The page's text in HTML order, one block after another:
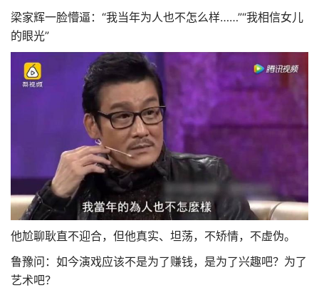
梁家辉一脸懵逼：“我当年为人也不怎么样……”“我相信女儿
的眼光”
他尬聊耿直不迎合，但他真实、坦荡，不矫情，不虚伪。
鲁豫问：如今演戏应该不是为了赚钱，是为了兴趣吧？为了
艺术吧？